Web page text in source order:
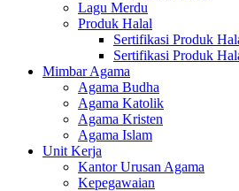
Lagu Merdu
Produk Halal
Sertifikasi Produk
Sertifikasi Produk
Mimbar Agama
Agama Budha
Agama Katolik
Agama Kristen
Agama Islam
Unit Kerja
Kantor Urusan Agama
Kepegawaian